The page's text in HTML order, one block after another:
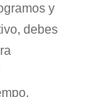
y
debes